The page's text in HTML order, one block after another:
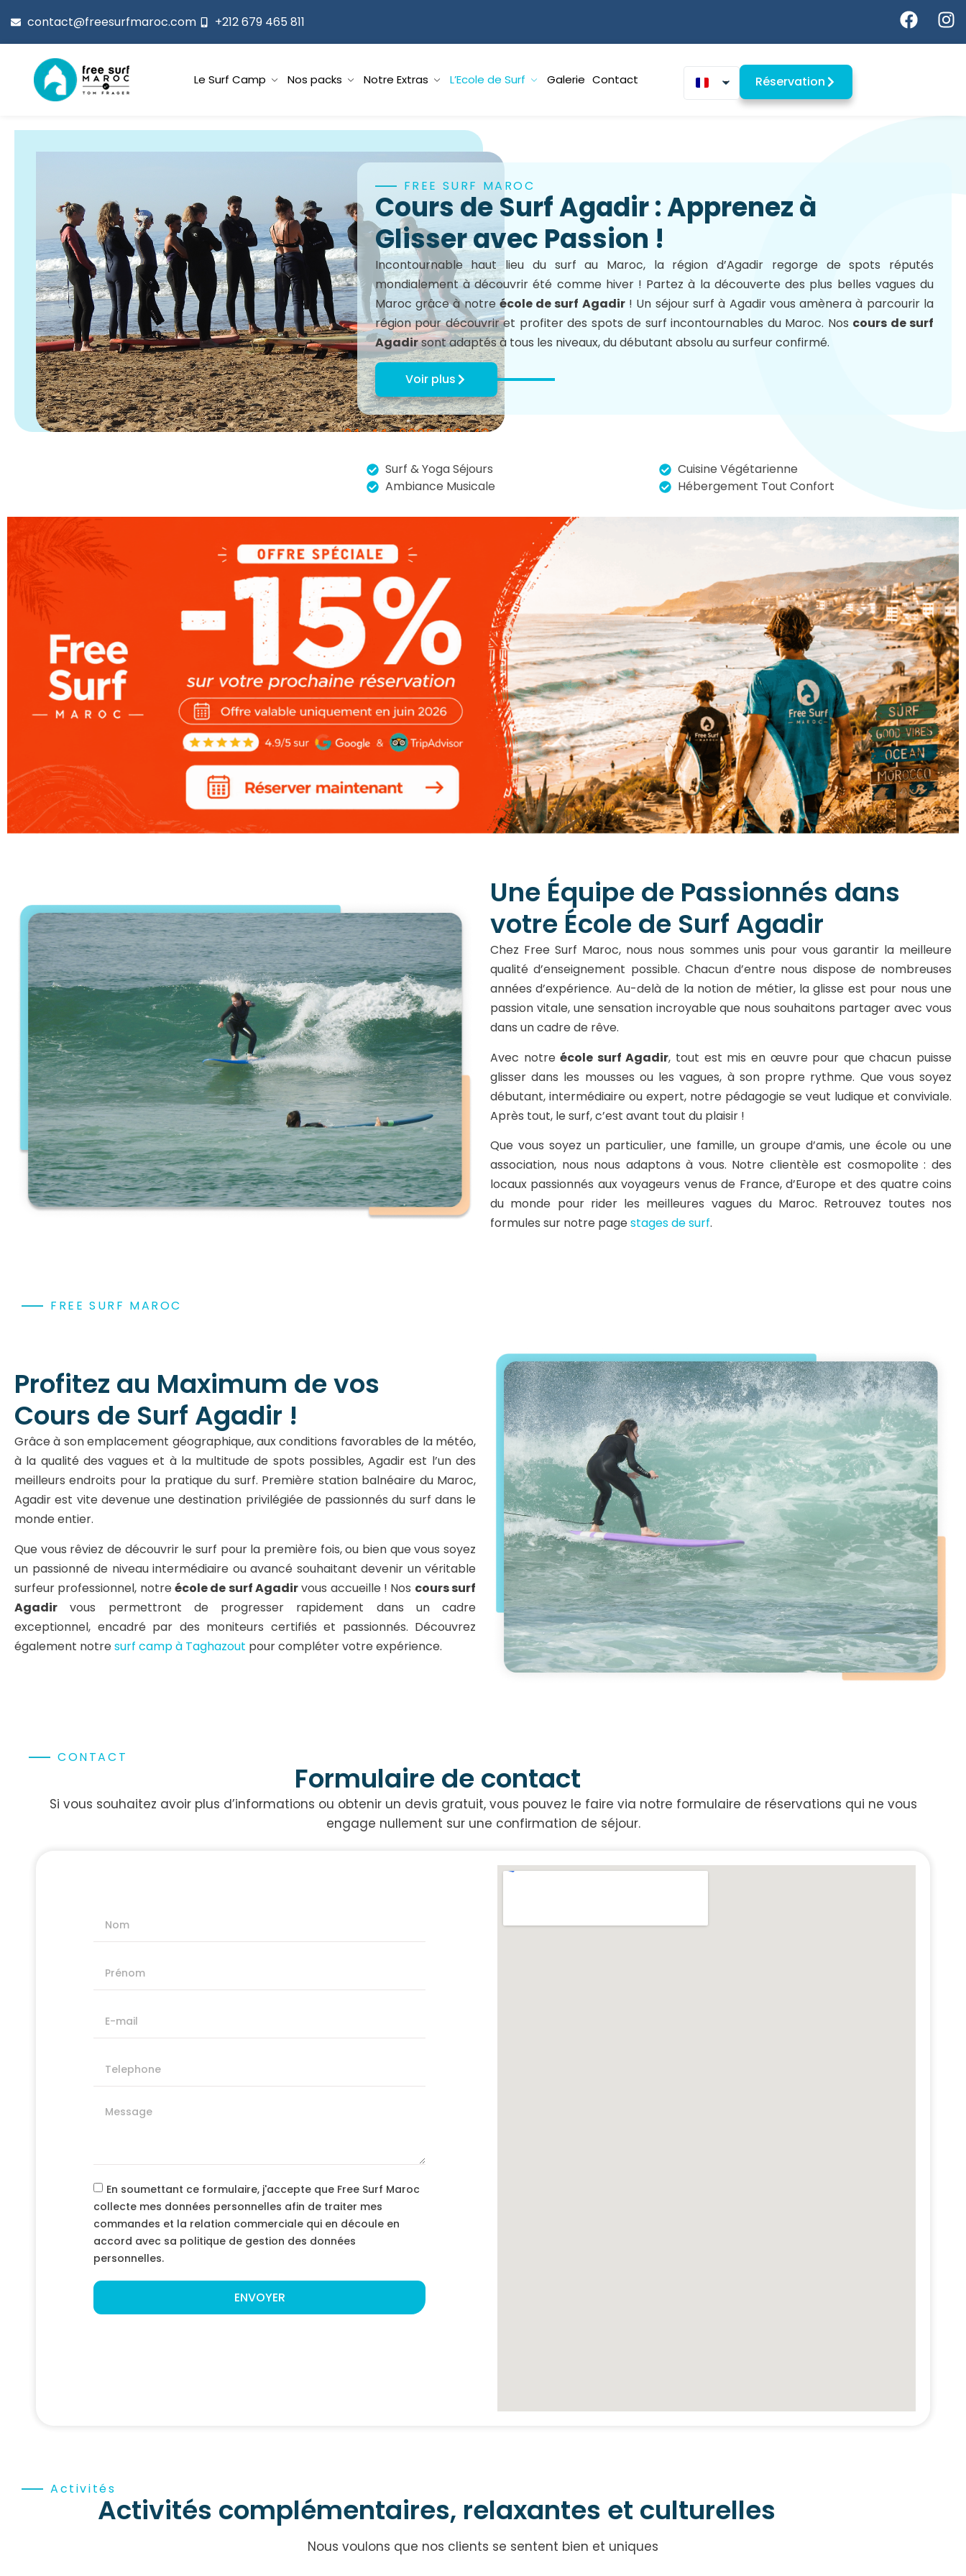
contact@freesurfmaroc.com +212 679 465 811
Le Surf Camp Nos packs Notre Extras L’Ecole de Surf Galerie Contact Réservation
FREE SURF MAROC
Cours de Surf Agadir : Apprenez à
Glisser avec Passion !
Incontournable haut lieu du surf au Maroc, la région d’Agadir regorge de spots réputés
mondialement à découvrir été comme hiver ! Partez à la découverte des plus belles vagues du
Maroc grâce à notre école de surf Agadir! Un séjour surf à Agadir vous amènera à parcourir la
région pour découvrir et profiter des spots de surf incontournables du Maroc. Nos cours de surf
Agadirsont adaptés à tous les niveaux, du débutant absolu au surfeur confirmé.
Voir plus
Surf & Yoga Séjours
Cuisine Végétarienne
Ambiance Musicale
Hébergement Tout Confort
Une Équipe de Passionnés dans
votre École de Surf Agadir
Chez Free Surf Maroc, nous nous sommes unis pour vous garantir la meilleure
qualité d’enseignement possible. Chacun d’entre nous dispose de nombreuses
années d’expérience. Au-delà de la notion de métier, la glisse est pour nous une
passion vitale, une sensation incroyable que nous souhaitons partager avec vous
dans un cadre de rêve.
Avec notreécole surf Agadir, tout est mis en œuvre pour que chacun puisse
glisser dans les mousses ou les vagues, à son propre rythme. Que vous soyez
débutant, intermédiaire ou expert, notre pédagogie se veut ludique et conviviale.
Après tout, le surf, c’est avant tout du plaisir !
Que vous soyez un particulier, une famille, un groupe d’amis, une école ou une
association, nous nous adaptons à vous. Notre clientèle est cosmopolite : des
locaux passionnés aux voyageurs venus de France, d’Europe et des quatre coins
du monde pour rider les meilleures vagues du Maroc. Retrouvez toutes nos
formules sur notre pagestages de surf.
FREE SURF MAROC
Profitez au Maximum de vos
Cours de Surf Agadir !
Grâce à son emplacement géographique, aux conditions favorables de la météo,
à la qualité des vagues et à la multitude de spots possibles, Agadir est l’un des
meilleurs endroits pour la pratique du surf. Première station balnéaire du Maroc,
Agadir est vite devenue une destination privilégiée de passionnés du surf dans le
monde entier.
Que vous rêviez de découvrir le surf pour la première fois, ou bien que vous soyez
un passionné de niveau intermédiaire ou avancé souhaitant devenir un véritable
surfeur professionnel, notreécole de surf Agadirvous accueille ! Nos cours surf
Agadir vous permettront de progresser rapidement dans un cadre
exceptionnel, encadré par des moniteurs certifiés et passionnés. Découvrez
également notresurf camp à Taghazout pour compléter votre expérience.
CONTACT
Formulaire de contact
Si vous souhaitez avoir plus d’informations ou obtenir un devis gratuit, vous pouvez le faire via notre formulaire de réservations qui ne vous
engage nullement sur une confirmation de séjour.
En soumettant ce formulaire, j'accepte que Free Surf Maroc
collecte mes données personnelles afin de traiter mes
commandes et la relation commerciale qui en découle en
accord avec sa politique de gestion des données
personnelles.
ENVOYER
Activités
Activités complémentaires, relaxantes et culturelles
Nous voulons que nos clients se sentent bien et uniques